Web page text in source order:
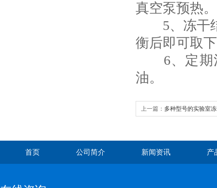
真空泵预热
5、冻干结
衡后即可取
6、定期清
油。
上一篇： 多种型号的实验室
首页 公司简介 新闻资讯 产